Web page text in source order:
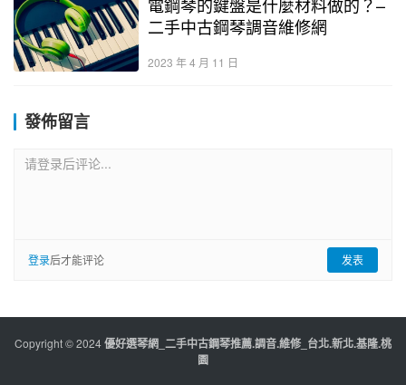
二手中古鋼琴調音維修網
2023 年 4 月 11 日
發佈留言
请登录后评论...
登录后才能评论 发表
Copyright © 2024優好選琴網_二手中古鋼琴推薦.調音.維修_台北.新北.基隆.桃
園